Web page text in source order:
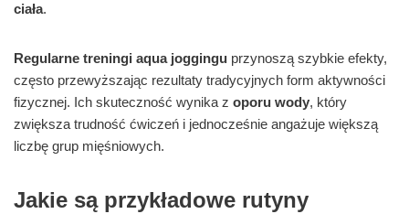
ciała.
Regularne treningi aqua joggingu przynoszą szybkie efekty,
często przewyższając rezultaty tradycyjnych form aktywności
fizycznej. Ich skuteczność wynika z oporu wody, który
zwiększa trudność ćwiczeń i jednocześnie angażuje większą
liczbę grup mięśniowych.
Jakie są przykładowe rutyny